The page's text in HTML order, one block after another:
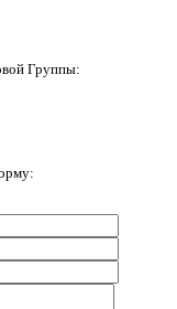
Группы: